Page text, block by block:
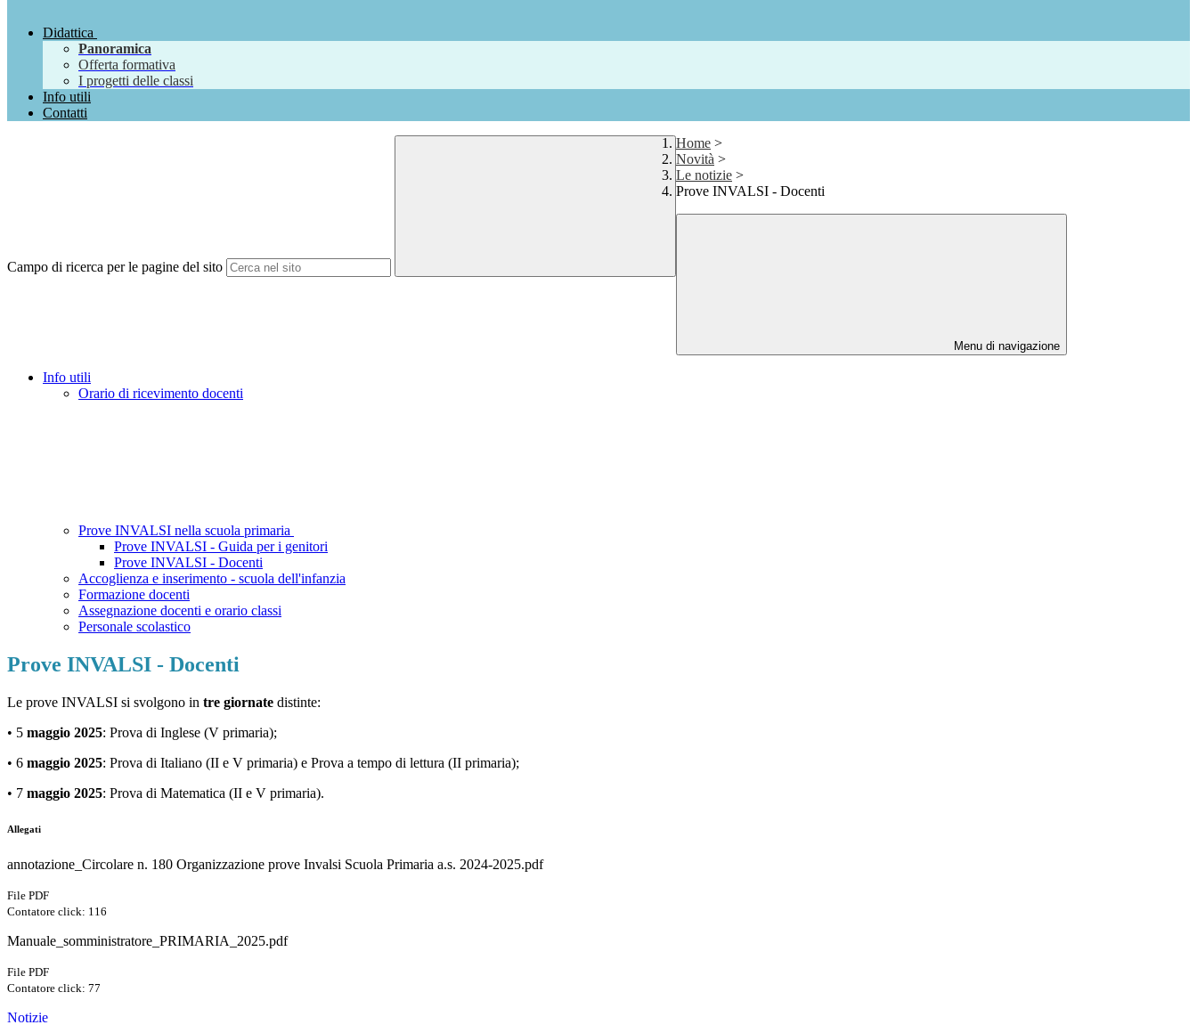
Didattica
Panoramica
Offerta formativa
I progetti delle classi
Info utili
Contatti
Campo di ricerca per le pagine del sito
Home >
Novità >
Le notizie >
Prove INVALSI - Docenti
Menu di navigazione
Info utili
Orario di ricevimento docenti
Prove INVALSI nella scuola primaria
Prove INVALSI - Guida per i genitori
Prove INVALSI - Docenti
Accoglienza e inserimento - scuola dell'infanzia
Formazione docenti
Assegnazione docenti e orario classi
Personale scolastico
Prove INVALSI - Docenti
Le prove INVALSI si svolgono in tre giornate distinte:
• 5 maggio 2025: Prova di Inglese (V primaria);
• 6 maggio 2025: Prova di Italiano (II e V primaria) e Prova a tempo di lettura (II primaria);
• 7 maggio 2025: Prova di Matematica (II e V primaria).
Allegati
annotazione_Circolare n. 180 Organizzazione prove Invalsi Scuola Primaria a.s. 2024-2025.pdf
File PDF
Contatore click: 116
Manuale_somministratore_PRIMARIA_2025.pdf
File PDF
Contatore click: 77
Notizie